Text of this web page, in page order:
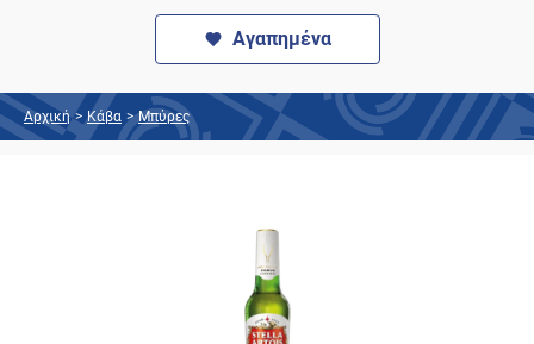
Αγαπημένα
Αρχική > Κάβα > Μπύρες